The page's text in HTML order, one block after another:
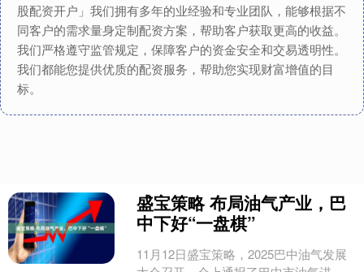
股配资开户」我们拥有多年的业经验和专业团队，能够根据不
同客户的需求量身定制配资方案，帮助客户获取更高的收益。
我们严格遵守监管规定，保障客户的资金安全和交易透明性。
我们都能您提供优质的配资服务，帮助您实现财富增值的目
标。
盛宝策略 布局油气产业，巴
中下好“一盘棋”
11月12日盛宝策略，2025巴中油气发展